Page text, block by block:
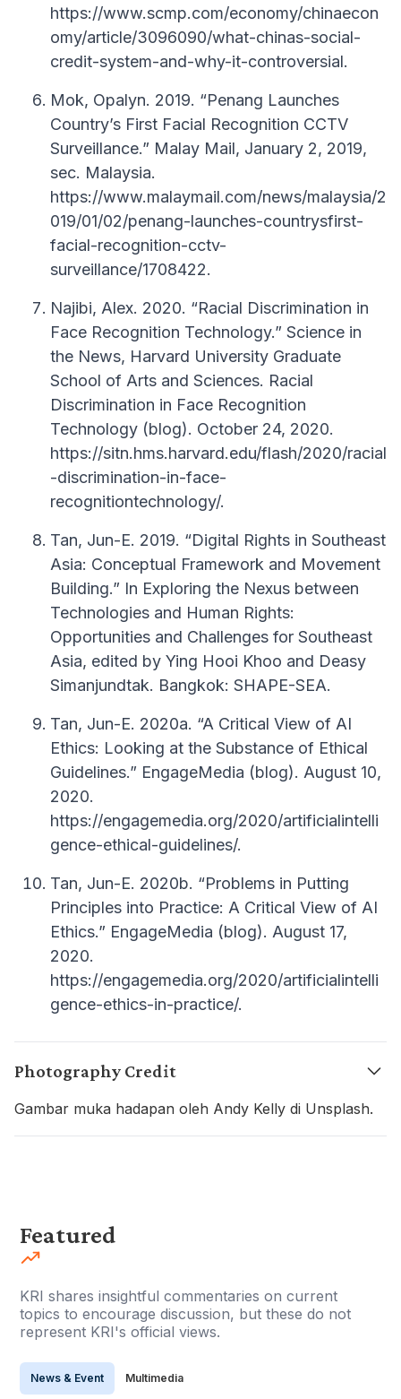
https://www.scmp.com/economy/chinaecon
omy/article/3096090/what-chinas-social-
credit-system-and-why-it-controversial.
Mok, Opalyn. 2019. “Penang Launches
Country’s First Facial Recognition CCTV
Surveillance.” Malay Mail, January 2, 2019,
sec. Malaysia.
https://www.malaymail.com/news/malaysia/2
019/01/02/penang-launches-countrysfirst-
facial-recognition-cctv-
surveillance/1708422.
Najibi, Alex. 2020. “Racial Discrimination in
Face Recognition Technology.” Science in
the News, Harvard University Graduate
School of Arts and Sciences. Racial
Discrimination in Face Recognition
Technology (blog). October 24, 2020.
https://sitn.hms.harvard.edu/flash/2020/racial
-discrimination-in-face-
recognitiontechnology/.
Tan, Jun-E. 2019. “Digital Rights in Southeast
Asia: Conceptual Framework and Movement
Building.” In Exploring the Nexus between
Technologies and Human Rights:
Opportunities and Challenges for Southeast
Asia, edited by Ying Hooi Khoo and Deasy
Simanjundtak. Bangkok: SHAPE-SEA.
Tan, Jun-E. 2020a. “A Critical View of AI
Ethics: Looking at the Substance of Ethical
Guidelines.” EngageMedia (blog). August 10,
2020.
https://engagemedia.org/2020/artificialintelli
gence-ethical-guidelines/.
Tan, Jun-E. 2020b. “Problems in Putting
Principles into Practice: A Critical View of AI
Ethics.” EngageMedia (blog). August 17,
2020.
https://engagemedia.org/2020/artificialintelli
gence-ethics-in-practice/.
Photography Credit
Gambar muka hadapan oleh Andy Kelly di Unsplash.
Featured
KRI shares insightful commentaries on current
topics to encourage discussion, but these do not
represent KRI's official views.
News & Event Multimedia